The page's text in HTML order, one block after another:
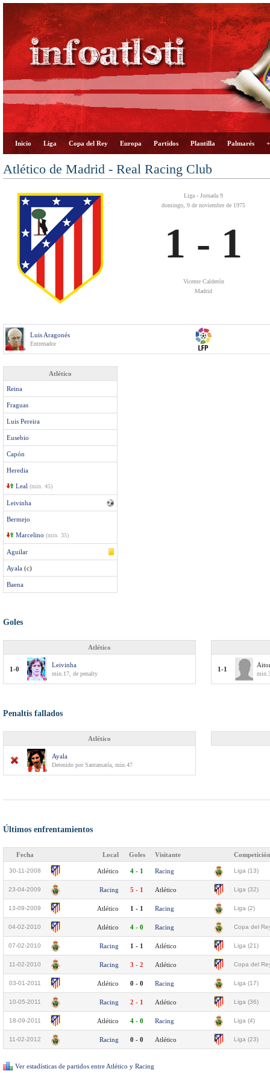
Inicio Liga Copa del Rey Europa Partidos Plantilla Palmarés
Atlético de Madrid - Real Racing Club
Liga - Jornada 9
domingo, 9 de noviembre de 1975
1 - 1
Vicente Calderón
Madrid
Luis Aragonés
Entrenador
Atlético
Reina
Fraguas
Luis Pereira
Eusebio
Capón
Heredia
Leal (min. 45)
Leivinha
Bermejo
Marcelino (min. 35)
Aguilar
Ayala (c)
Baena
Goles
Atlético
1-0
Leivinha
min.17, de penalty
1-1
Penaltis fallados
Atlético
Ayala
Detenido por Santamaría, min.47
Últimos enfrentamientos
Fecha Local Goles Visitante Competición
30-11-2008 Atlético 4 - 1 Racing Liga (13)
23-04-2009 Racing 5 - 1 Atlético Liga (32)
13-09-2009 Atlético 1 - 1 Racing Liga (2)
04-02-2010 Atlético 4 - 0 Racing Copa del
07-02-2010 Racing 1 - 1 Atlético Liga (21)
11-02-2010 Racing 3 - 2 Atlético Copa del
03-01-2011 Atlético 0 - 0 Racing Liga (17)
10-05-2011 Racing 2 - 1 Atlético Liga (36)
18-09-2011 Atlético 4 - 0 Racing Liga (4)
11-02-2012 Racing 0 - 0 Atlético Liga (23)
Ver estadísticas de partidos entre Atlético y Racing